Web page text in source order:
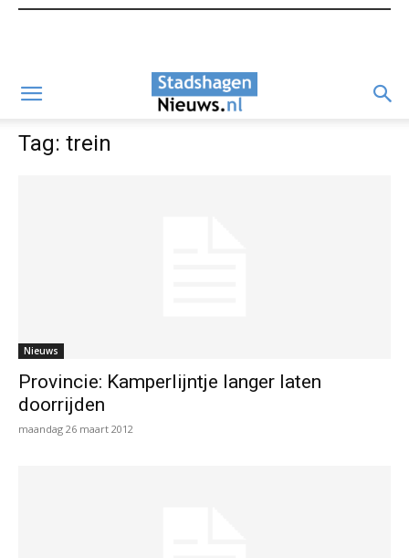
Tag: trein
Nieuws
Provincie: Kamperlijntje langer laten
doorrijden
maandag 26 maart 2012